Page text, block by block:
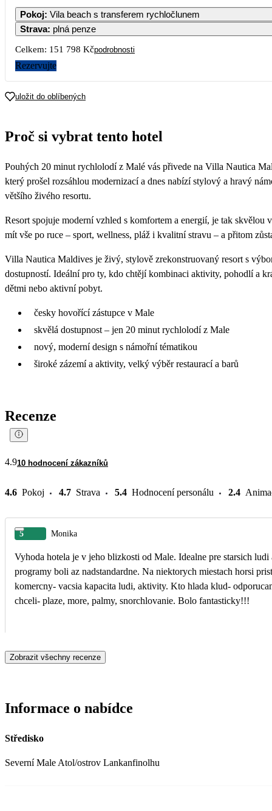
75 689
84 819
Pokoj:
Vila beach s transferem rychločlunem
Strava: plná penze
Celkem: 151 798 Kčpodrobnosti
Rezervujte
uložit do oblíbených
Proč si vybrat tento hotel
Pouhých 20 minut rychlolodí z Malé vás přivede na Villa Nautica
který prošel rozsáhlou modernizací a dnes nabízí stylový a hravý
většího živého resortu.
Resort spojuje moderní vzhled s komfortem a energií, je tak
mít vše po ruce – sport, wellness, pláž i kvalitní stravu – a přitom
Villa Nautica Maldives je živý, stylově zrekonstruovaný resort s
dostupností. Ideální pro ty, kdo chtějí kombinaci aktivity, pohodlí a
dětmi nebo aktivní pobyt.
česky hovořící zástupce v Male
skvělá dostupnost – jen 20 minut rychlolodí z Male
nový, moderní design s námořní tématikou
široké zázemí a aktivity, velký výběr restaurací a barů
Recenze
4.910 hodnocení zákazníků
4.6 Pokoj 4.7 Strava 5.4 Hodnocení personálu 2.4
5 Monika
Vyhoda hotela je v jeho blizkosti od Male. Idealne pre starsich ludi a pre
programy boli az nadstandardne. Na niektorych miestach horsi pristup do mora kvoli koralom. Ostrov je
komercny- vacsia kapacita ludi, aktivity. Kto hlada klud-
chceli- plaze, more, palmy, snorchlovanie. Bolo fantasticky!!!
Zobrazit všechny recenze
Informace o nabídce
Středisko
Severní Male Atol/ostrov Lankanfinolhu